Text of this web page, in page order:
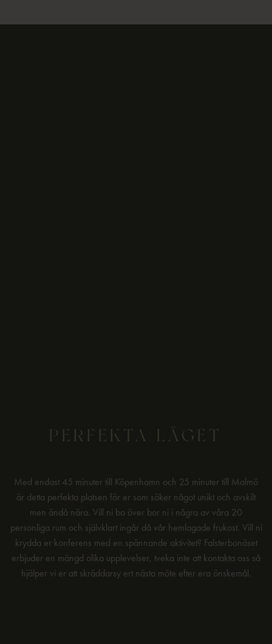
PERFEKTA LÄGET
Med endast 45 minuter till Köpenhamn och 25 minuter till Malmö
är detta perfekta platsen för er som söker något unikt och avskilt
men ändå nära. Vill ni bo över bor ni i några av våra 20
personliga rum och självklart ingår då vår hemlagade frukost. Vill ni
krydda er konferens med en spännande aktivitet? Falsterbonäset
erbjuder en mängd olika upplevelser, tveka inte att kontakta oss så
hjälper vi er att skräddarsy ert nästa möte efter era önskemål.